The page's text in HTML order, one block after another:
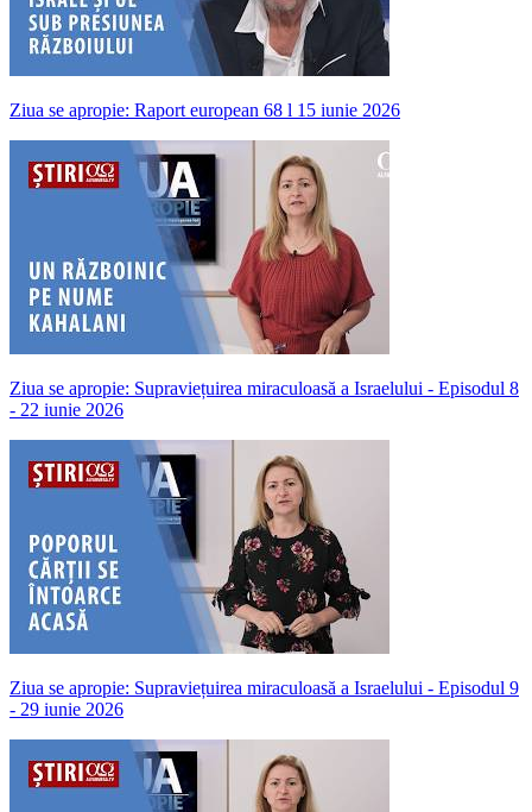
Ziua se apropie: Raport european 68 l 15 iunie 2026
Ziua se apropie: Supraviețuirea miraculoasă a Israelului - Episodul 8
- 22 iunie 2026
Ziua se apropie: Supraviețuirea miraculoasă a Israelului - Episodul 9
- 29 iunie 2026